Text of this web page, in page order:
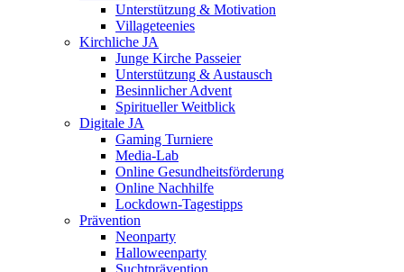
Unterstützung & Motivation
Villageteenies
Kirchliche JA
Junge Kirche Passeier
Unterstützung & Austausch
Besinnlicher Advent
Spiritueller Weitblick
Digitale JA
Gaming Turniere
Media-Lab
Online Gesundheitsförderung
Online Nachhilfe
Lockdown-Tagestipps
Prävention
Neonparty
Halloweenparty
Suchtprävention